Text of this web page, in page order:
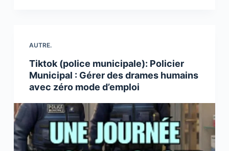
AUTRE.
Tiktok (police municipale): Policier
Municipal : Gérer des drames humains
avec zéro mode d’emploi